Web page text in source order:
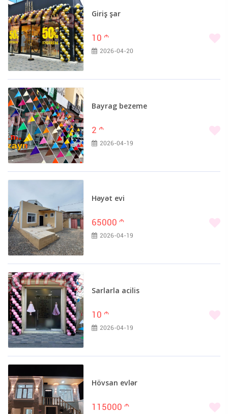
Giriş şar
10 m
2026-04-20
Bayrag bezeme
2 m
2026-04-19
Həyət evi
65000 m
2026-04-19
Sarlarla acilis
10 m
2026-04-19
Hövsan evlər
115000 m